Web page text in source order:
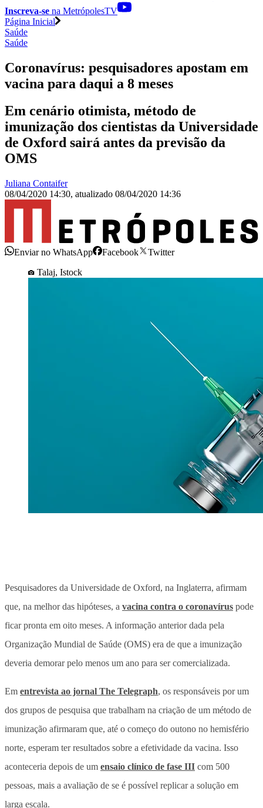
Inscreva-se na MetrópolesTV
Página Inicial
Saúde
Saúde
Coronavírus: pesquisadores apostam em
vacina para daqui a 8 meses
Em cenário otimista, método de
imunização dos cientistas da Universidade
de Oxford sairá antes da previsão da
OMS
Juliana Contaifer
08/04/2020 14:30, atualizado 08/04/2020 14:36
Enviar no WhatsApp Facebook
Twitter
Talaj, Istock
Pesquisadores da Universidade de Oxford, na Inglaterra, afirmam
que, na melhor das hipóteses, a vacina contra o coronavírus pode
ficar pronta em oito meses. A informação anterior dada pela
Organização Mundial de Saúde (OMS) era de que a imunização
deveria demorar pelo menos um ano para ser comercializada.
Em entrevista ao jornal The Telegraph, os responsáveis por um
dos grupos de pesquisa que trabalham na criação de um método de
imunização afirmaram que, até o começo do outono no hemisfério
norte, esperam ter resultados sobre a efetividade da vacina. Isso
aconteceria depois de um ensaio clínico de fase III com 500
pessoas, mais a avaliação de se é possível replicar a solução em
larga escala.